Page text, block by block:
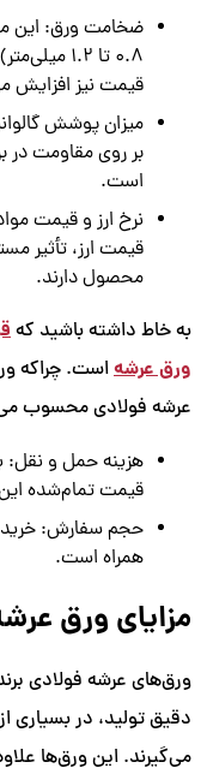
ضخامت ورق: این
0.8 تا
قیمت نیز افزایش
میزان پوشش
بر روی مقاومت در
است.
نرخ ارز و قیمت
قیمت ارز، تأثیر
محصول دارند.
به خاط داشته باشید که
ورق عرشهاست. چراکه
عرشه فولادی محسوب
هزینه حمل و نقل:
قیمت تمام‌شده
حجم سفارش: خرید
همراه است.
مزایای ورق
ورق‌های عرشه فولادی
دقیق تولید، در بسیاری
می‌گیرند. این ورق‌ها